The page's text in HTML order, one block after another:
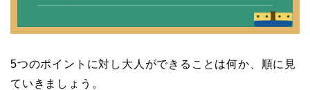
5つのポイントに対し大人ができることは何か、順に見
ていきましょう。